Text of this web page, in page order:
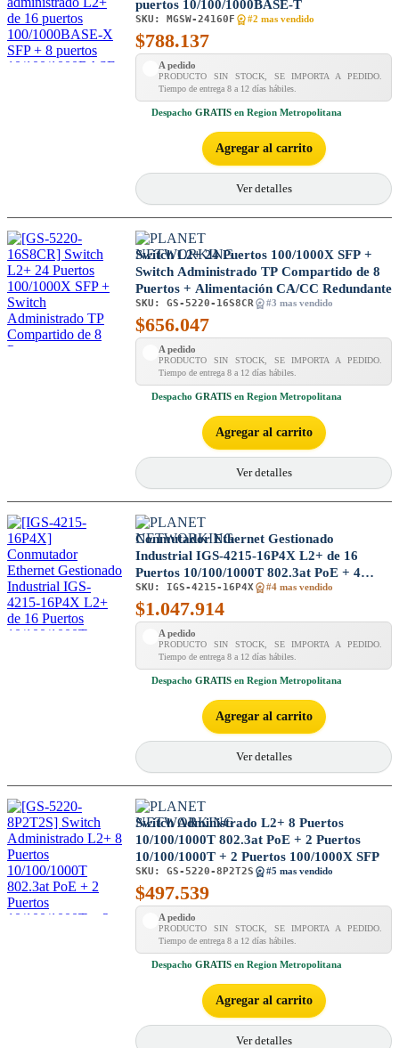
puertos 10/100/1000BASE-T
SKU: MGSW-24160F #2 mas vendido
$788.137
A pedido
PRODUCTO SIN STOCK, SE IMPORTA A PEDIDO.
Tiempo de entrega 8 a 12 días hábiles.
Despacho GRATIS en Region Metropolitana
Agregar al carrito
Ver detalles
Switch L2+ 24 Puertos 100/1000X SFP +
Switch Administrado TP Compartido de 8
Puertos + Alimentación CA/CC Redundante
SKU: GS-5220-16S8CR #3 mas vendido
$656.047
A pedido
PRODUCTO SIN STOCK, SE IMPORTA A PEDIDO.
Tiempo de entrega 8 a 12 días hábiles.
Despacho GRATIS en Region Metropolitana
Agregar al carrito
Ver detalles
Conmutador Ethernet Gestionado
Industrial IGS-4215-16P4X L2+ de 16
Puertos 10/100/1000T 802.3at PoE + 4
Puertos 10G SFP+
SKU: IGS-4215-16P4X #4 mas vendido
$1.047.914
A pedido
PRODUCTO SIN STOCK, SE IMPORTA A PEDIDO.
Tiempo de entrega 8 a 12 días hábiles.
Despacho GRATIS en Region Metropolitana
Agregar al carrito
Ver detalles
Switch Administrado L2+ 8 Puertos
10/100/1000T 802.3at PoE + 2 Puertos
10/100/1000T + 2 Puertos 100/1000X SFP
SKU: GS-5220-8P2T2S #5 mas vendido
$497.539
A pedido
PRODUCTO SIN STOCK, SE IMPORTA A PEDIDO.
Tiempo de entrega 8 a 12 días hábiles.
Despacho GRATIS en Region Metropolitana
Agregar al carrito
Ver detalles